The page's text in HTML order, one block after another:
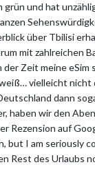
und hat
über Tbilisi
mit zahlreichen
Zeit meine eSim
vielleicht nicht
dann
haben wir den
auf
but I am seriously
Rest des